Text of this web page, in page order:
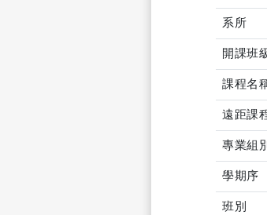
系所
開課班
課程名
遠距課
專業組別
學期序
班別